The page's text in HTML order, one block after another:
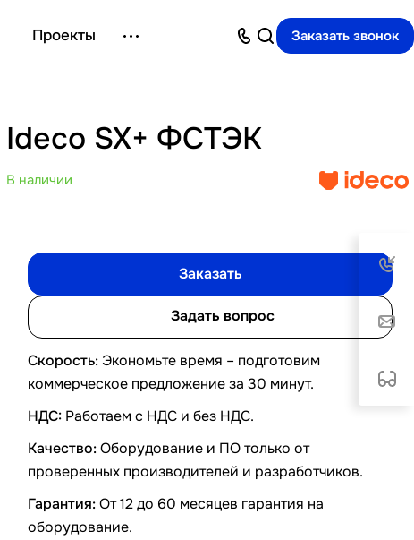
Проекты Заказать звонок
Ideco SX+ ФСТЭК
В наличии
Заказать
Задать вопрос
Скорость: Экономьте время – подготовим
коммерческое предложение за 30 минут.
НДС: Работаем с НДС и без НДС.
Качество:Оборудование и ПО только от
проверенных производителей и разработчиков.
Гарантия:От 12 до 60 месяцев гарантия на
оборудование.